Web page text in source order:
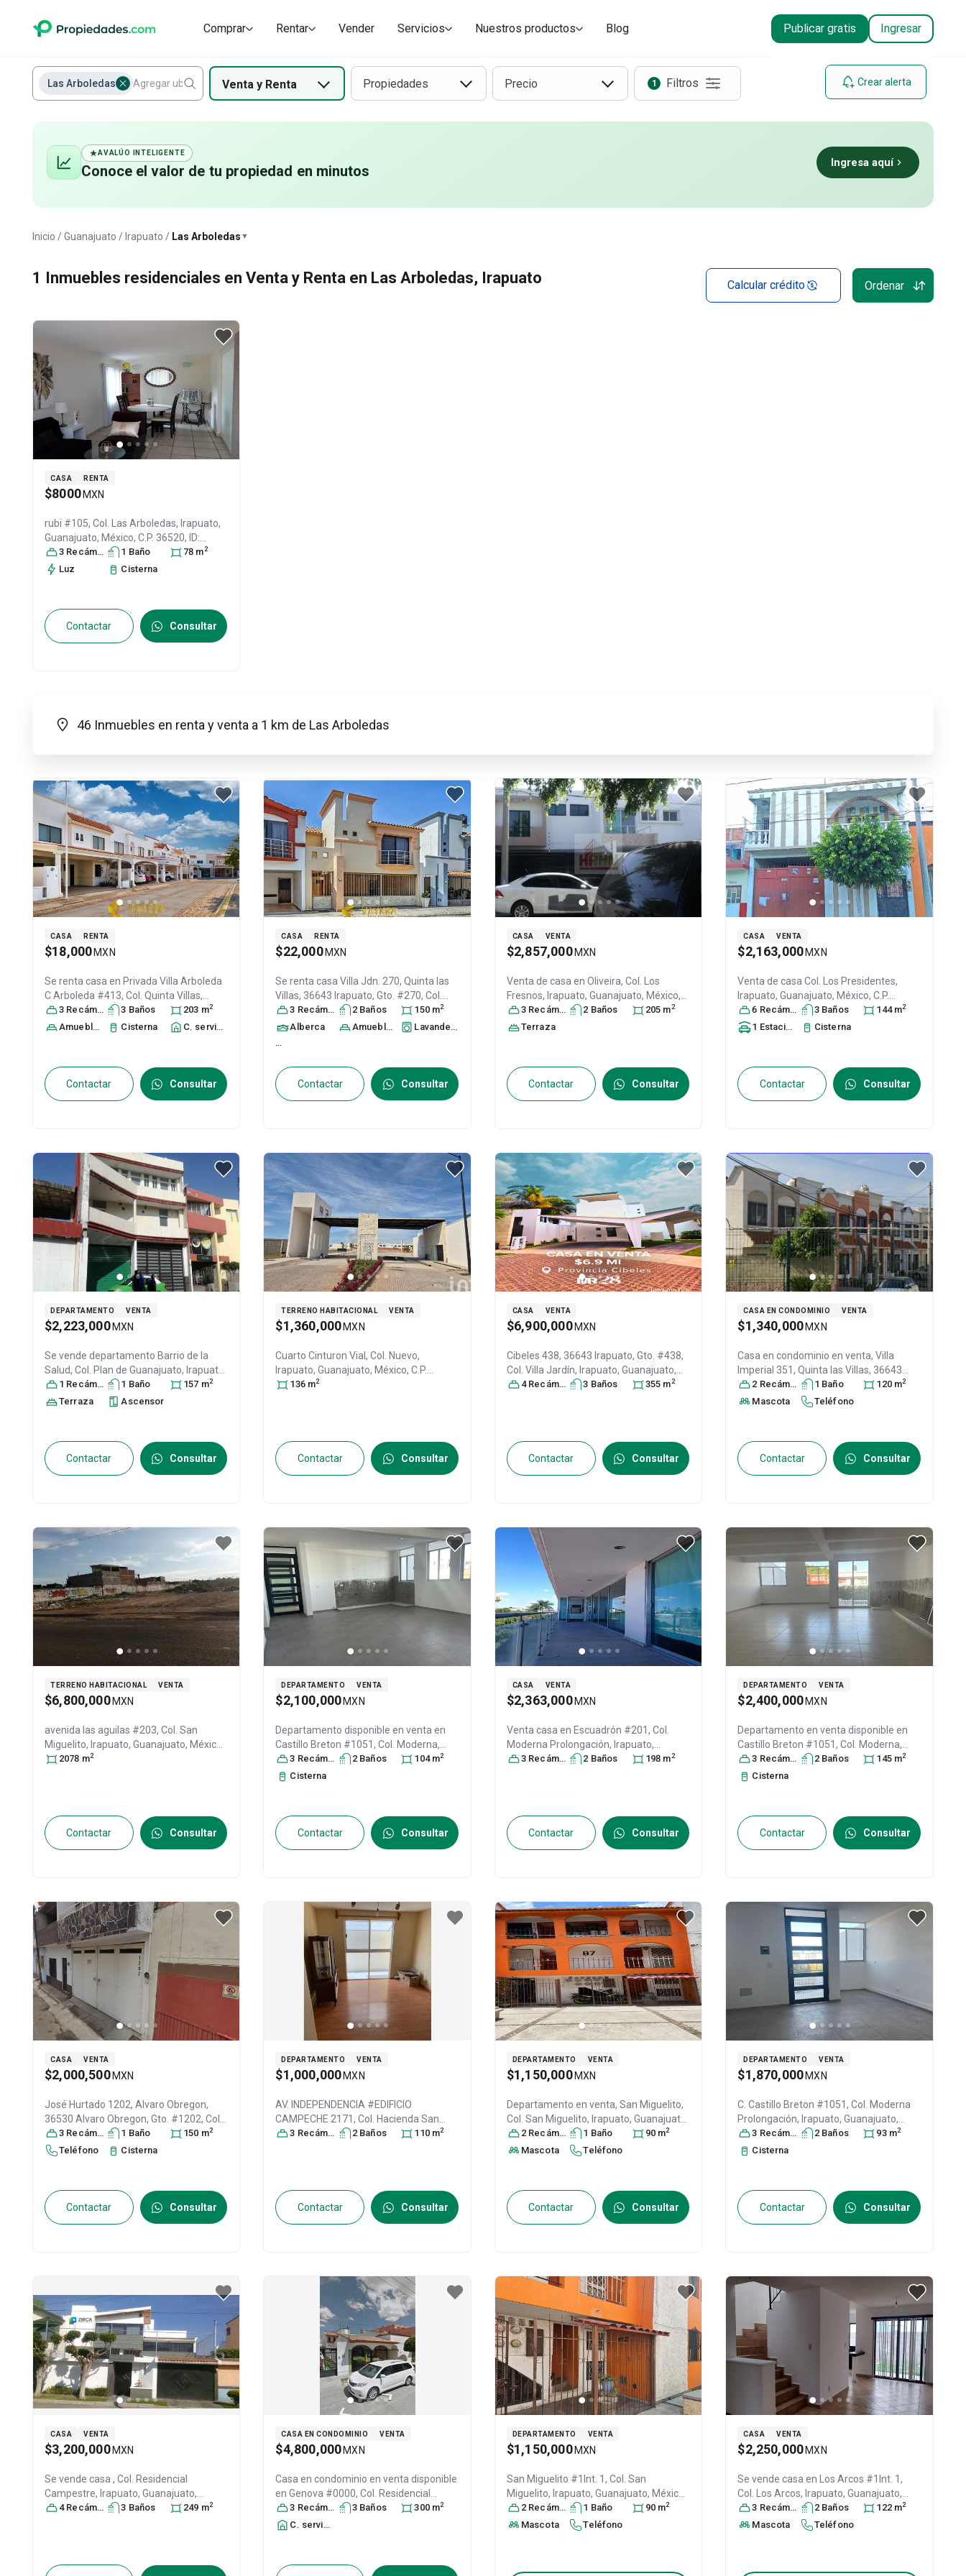
Las Arboledas Venta y Renta Propiedades Precio 1 Filtros Crear alerta
1 Inmuebles residenciales en Venta y Renta en Las Arboledas, Irapuato Calcular crédito Ordenar
AVALÚO INTELIGENTE
Conoce el valor de tu propiedad en minutos Ingresa aquí
Inicio Guanajuato Irapuato Las Arboledas
Las Arboledas ▼
CASA RENTA
$8000 MXN
rubi #105, Col. Las Arboledas, Irapuato,
Guanajuato, México, C.P. 36520, ID:
31260719
3 Recámara s 1 Baño 78 m2
Luz Cisterna
Contactar Consultar
46 Inmuebles en renta y venta a 1 km de Las Arboledas
CASA RENTA
$18,000 MXN
Se renta casa en Privada Villa Arboleda
C Arboleda #413, Col. Quinta Villas,
Irapuato, Guanajuato, México, C.P.
36643, ID:31568086
3 Recámara s 3 Baños 203 m2
Amueblado Cisterna C. servicio
Contactar Consultar
CASA RENTA
$22,000 MXN
Se renta casaVilla Jdn. 270, Quinta las
Villas, 36643 Irapuato, Gto. #270, Col.
Villa Jardín,Irapuato, Guanajuato,
México, C.P. 36643, ID:31598709
3 Recámara s 2 Baños 150 m2
Alberca Amueblado Lavandería
...
Contactar Consultar
CASA VENTA
$2,857,000 MXN
Venta de casa en Oliveira, Col. Los
Fresnos, Irapuato, Guanajuato, México,
C.P. 36555, ID:31151955
3 Recámara s 2 Baños 205 m2
Terraza
Contactar Consultar
CASA VENTA
$2,163,000 MXN
Venta de casaCol. Los Presidentes,
Irapuato, Guanajuato, México, C.P.
36550, ID:30598691
6 Recámara s 3 Baños 144 m2
1 Estacionamiento Cisterna
Contactar Consultar
DEPARTAMENTO VENTA
$2,223,000 MXN
Se vende departamento Barrio de la
Salud, Col. Plan de Guanajuato, Irapuato
Guanajuato, México, C.P. 36510, ID:
31151950
1 Recámara 1 Baño 157 m2
Terraza Ascensor
Contactar Consultar
TERRENO HABITACIONAL VENTA
$1,360,000 MXN
Cuarto Cinturon Vial, Col. Nuevo,
Irapuato, Guanajuato, México, C.P.
36530, ID:
136 m2
Contactar Consultar
CASA VENTA
$6,900,000 MXN
Cibeles 438, 36643 Irapuato, Gto. #438,
Col. Villa Jardín, Irapuato, Guanajuato,
México, C.P. 36643 , ID:30830628
4 Recámara s 3 Baños 355 m2
Contactar Consultar
CASA EN CONDOMINIO VENTA
$1,340,000 MXN
Casa en condominio en venta,Villa
Imperial 351, Quinta las Villas, 36643
Irapuato, Gto. #351Int. 00, Col. Quinta
Villas,Irapuato, Guanajuato
2 Recámara s 1 Baño 120 m2
Mascota Teléfono
Contactar Consultar
TERRENO HABITACIONAL VENTA
$6,800,000 MXN
avenida las aguilas #203, Col. San
Miguelito, Irapuato, Guanajuato, México
C.P. 36557, ID:
2078 m2
Contactar Consultar
DEPARTAMENTO VENTA
$2,100,000 MXN
Departamento disponible en venta en
Castillo Breton #1051, Col. Moderna,
Irapuato, Guanajuato, México, C.P.
36690, ID:30831215
3 Recámara s 2 Baños 104 m2
Cisterna
Contactar Consultar
CASA VENTA
$2,363,000 MXN
Venta casa en Escuadrón #201, Col.
Moderna Prolongación, Irapuato,
Guanajuato, México, C.P. 36690, ID:
3 Recámara s 2 Baños 198 m2
Contactar Consultar
DEPARTAMENTO VENTA
$2,400,000 MXN
Departamento en venta disponible en
Castillo Breton #1051, Col. Moderna,
Irapuato, Guanajuato, México, C.P.
36690, ID:30831176
3 Recámara s 2 Baños 145 m2
Cisterna
Contactar Consultar
CASA VENTA
$2,000,500 MXN
José Hurtado 1202, Alvaro Obregon,
36530 Alvaro Obregon, Gto. #1202, Col.
Álvaro Obregón,Irapuato , Guanajuato
México, C.P. 36530, ID:30588866
3 Recámara s 1 Baño 150 m2
Teléfono Cisterna
Contactar Consultar
DEPARTAMENTO VENTA
$1,000,000 MXN
AV. INDEPENDENCIA #EDIFICIO
CAMPECHE 2171, Col. Hacienda San
Miguelito,Irapuato , Guanajuato, México
3 Recámara s 2 Baños 110 m2
Contactar Consultar
DEPARTAMENTO VENTA
$1,150,000 MXN
Departamento en venta, San Miguelito,
Col. San Miguelito, Irapuato, Guanajuato
México, C.P. 36557 , ID:30197246
2 Recámara s 1 Baño 90 m2
Mascota Teléfono
Contactar Consultar
DEPARTAMENTO VENTA
$1,870,000 MXN
C. Castillo Breton #1051, Col. Moderna
Prolongación, Irapuato, Guanajuato,
México, C.P. 36690 , ID:30831117
3 Recámara s 2 Baños 93 m2
Cisterna
Contactar Consultar
CASA VENTA
$3,200,000 MXN
Se vende casa , Col. Residencial
Campestre, Irapuato, Guanajuato,
México, C.P. 36698 , ID:2864384
4 Recámara s 3 Baños 249 m2
CASA EN CONDOMINIO VENTA
$4,800,000 MXN
Casa en condominio en venta disponible
enGenova #0000, Col. Residencial
Campestre,Irapuato, Guanajuato,
México, C.P. 36698
3 Recámara s 3 Baños 300 m2
C. servicio
DEPARTAMENTO VENTA
$1,150,000 MXN
San Miguelito #1Int. 1, Col. San
Miguelito, Irapuato, Guanajuato, México
C.P. 36557, ID:30206114
2 Recámara s 1 Baño 90 m2
Mascota Teléfono
CASA VENTA
$2,250,000 MXN
Se vende casa en
Los Arcos #1Int. 1,
Col. Los Arcos, Irapuato, Guanajuato,
México, C.P. 36560 , ID:30267864
3 Recámara s 2 Baños 122 m2
Mascota Teléfono
Comprar Rentar Vender Servicios Nuestros productos Blog Publicar gratis Ingresar